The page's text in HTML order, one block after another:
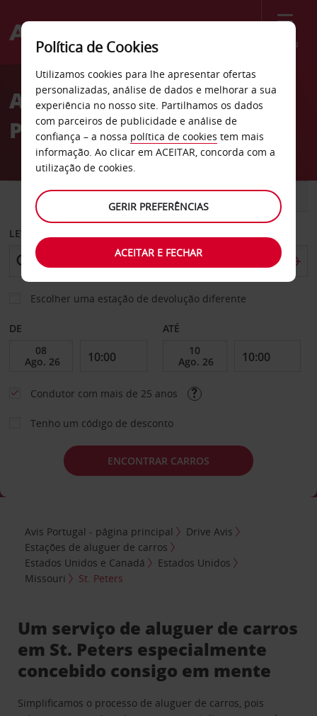
Menu
Welcome
AvisAluguer de carros St.
Peters
CARRO COMERCIAIS
LEVANTAR EM
Escolher uma estação de devolução diferente
DE ATÉ
Condutor com mais de 25 anos
Tenho um código de desconto
ENCONTRAR CARROS
Avis Portugal - página principal
Drive Avis
Estações de aluguer de carros
Estados Unidos e Canadá
Estados Unidos
Missouri
St. Peters
Um serviço de aluguer de carros
em St. Peters especialmente
concebido consigo em mente
Simplificamos o processo de aluguer de carros, pois
Política de Cookies
Utilizamos cookies para lhe apresentar ofertas
personalizadas, análise de dados e melhorar a sua
experiência no nosso site. Partilhamos os dados
com parceiros de publicidade e análise de
confiança – a nossa política de cookies tem mais
informação. Ao clicar em ACEITAR, concorda com a
utilização de cookies.
GERIR PREFERÊNCIAS
ACEITAR E FECHAR